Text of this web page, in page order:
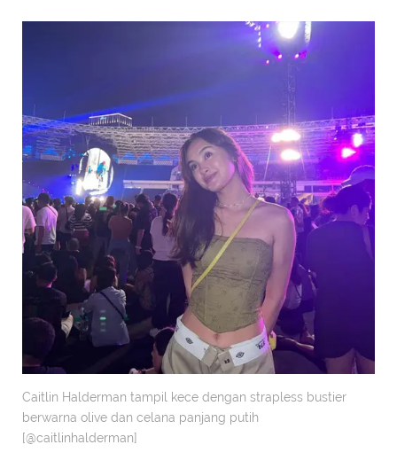
Caitlin Halderman tampil kece dengan strapless bustier
berwarna olive dan celana panjang putih
[@caitlinhalderman]